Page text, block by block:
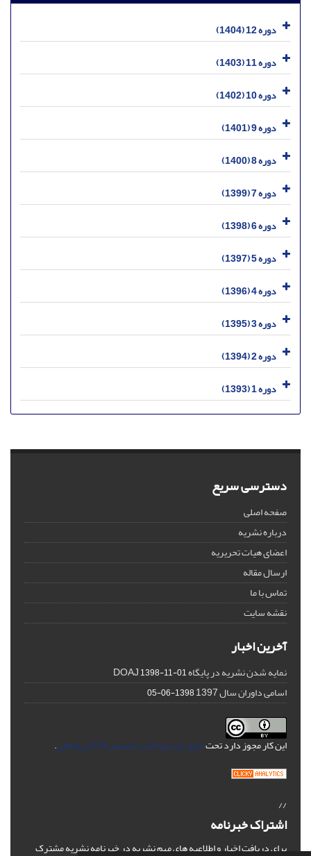
دوره 12 (1404)
دوره 11 (1403)
دوره 10 (1402)
دوره 9 (1401)
دوره 8 (1400)
دوره 7 (1399)
دوره 6 (1398)
دوره 5 (1397)
دوره 4 (1396)
دوره 3 (1395)
دوره 2 (1394)
دوره 1 (1393)
دسترسی سریع
صفحه اصلی
درباره نشریه
اعضای هیات تحریریه
ارسال مقاله
تماس با ما
نقشه سایت
آخرین اخبار
نمایه شدن نشریه در پایگاه DOAJ1398-11-01
اسامی داوران سال 1397 1398-06-05
این کار مجوز دارد تحتمجوز کریتیو کامنز تخصیص 4.0 بین‌المللی .
//
اشتراک خبرنامه
برای دریافت اخبار و اطلاعیه های مهم نشریه در خبرنامه نشریه مشترک